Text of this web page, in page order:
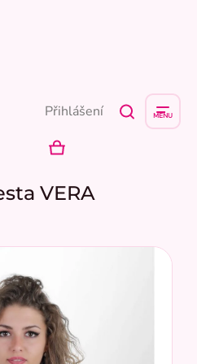
Přihlášení
NÁKUPNÍ
VERA